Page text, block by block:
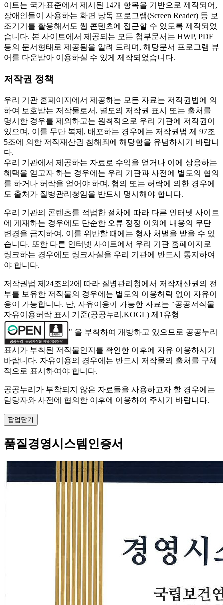
이트는 국가표준에서 제시된 14개 항목을 기반으로 제작되어,
장애인들이 사용하는 화면 낭독 프로그램(Screen Reader) 등 보
조기기를 활용해서도 웹 콘텐츠에 접근할 수 있도록 제작되었
습니다. 본 사이트에서 제공되는 모든 첨부문서는 HWP, PDF
등의 문서형태로 제공됨을 알려 드리며, 해당문서 프로그램 뷰
어를 다운받아 이용하실 수 있게 제작되었습니다.
저작권 정책
우리 기관 홈페이지에서 제공하는 모든 자료는 저작권법에 의
하여 보호받는 저작물로서, 별도의 저작권 표시 또는 출처를
명시한 경우를 제외하고는 원칙적으로 우리 기관에 저작권이
있으며, 이를 무단 복제, 배포하는 경우에는 저작권법 제 97조
5조에 의한 저작재산권 침해죄에 해당함을 유념하시기 바랍니
다.
우리 기관에서 제공하는 자료로 수익을 얻거나 이에 상응하는
혜택을 얻고자 하는 경우에는 우리 기관과 사전에 별도의 협의
를 하거나 허락을 얻어야 하며, 협의 또는 허락에 의한 경우에
도 출처가 질병관리청임을 반드시 명시해야 합니다.
우리 기관의 콘텐츠를 적법한 절차에 따라 다른 인터넷 사이트
에 게재하는 경우에도 단순한 오류 정정 이외에 내용의 무단
변경을 금지하여, 이를 위반할 때에는 형사 처벌을 받을 수 있
습니다. 또한 다른 인터넷 사이트에서 우리 기관 홈페이지로
링크하는 경우에도 링크사실을 우리 기관에 반드시 통지하여
야 합니다.
저작권법 제24조의2에 따라 질병관리청에서 저작재산권의 전
부를 보유한 저작물의 경우에는 별도의 이용허락 없이 자유이
용이 가능합니다. 단, 자유이용이 가능한 자료는 "공공저작물
자유이용허락 표시 기준(공공누리,KOGL) 제1유형
" 을 부착하여 개방하고 있으므로 공공누리
표시가 부착된 저작물인지를 확인한 이후에 자유 이용하시기
바랍니다. 자유이용의 경우에는 반드시 저작물의 출처를 구체
적으로 표시하여야 합니다.
공공누리가 부착되지 않은 자료들을 사용하고자 할 경우에는
담당자와 사전에 협의한 이후에 이용하여 주시기 바랍니다.
팝업닫기
품질경영시스템인증서